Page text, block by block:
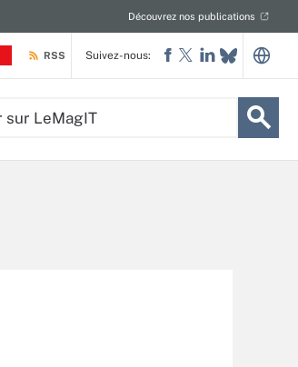
Découvrez nos publications
RSS Suivez-nous: